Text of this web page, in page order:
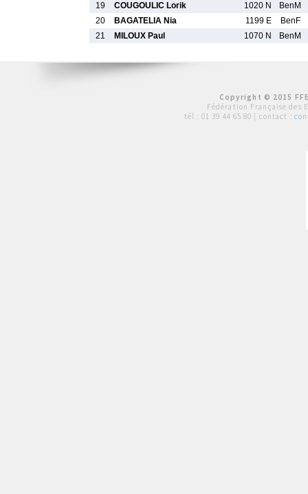
19
COUGOULIC Lorik 1020 N
BenM
20
BAGATELIA Nia 1199 E
BenF
21
MILOUX Paul 1070 N BenM
Copyright © 2015
Fédération Française des
tél : 01 39 44 65 80 | contact :